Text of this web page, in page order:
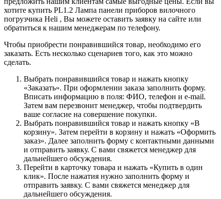
хотите купить PL1.2 Лампа панели приборов вилочного
погрузчика Heli , Вы можете оставить заявку на сайте или
обратиться к нашим менеджерам по телефону.
Чтобы приобрести понравившийся товар, необходимо его
заказать. Есть несколько сценариев того, как это можно
сделать.
Выбрать понравившийся товар и нажать кнопку
«Заказать». При оформлении заказа заполнить форму.
Вписать информацию в поля: ФИО, телефон и e-mail.
Затем вам перезвонит менеджер, чтобы подтвердить
ваше согласие на совершение покупки.
Выбрать понравившийся товар и нажать кнопку «В
корзину». Затем перейти в корзину и нажать «Оформить
заказ». Далее заполнить форму с контактными данными
и отправить заявку. С вами свяжется менеджер для
дальнейшего обсуждения.
Перейти в карточку товара и нажать «Купить в один
клик». После нажатия нужно заполнить форму и
отправить заявку. С вами свяжется менеджер для
дальнейшего обсуждения.